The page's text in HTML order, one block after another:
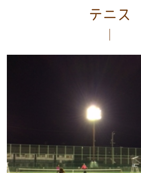
テニス